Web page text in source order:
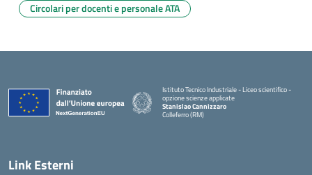
Circolari per docenti e personale ATA
Istituto Tecnico Industriale - Liceo scientifico -
opzione scienze applicate
Stanislao Cannizzaro
Colleferro (RM)
Link Esterni